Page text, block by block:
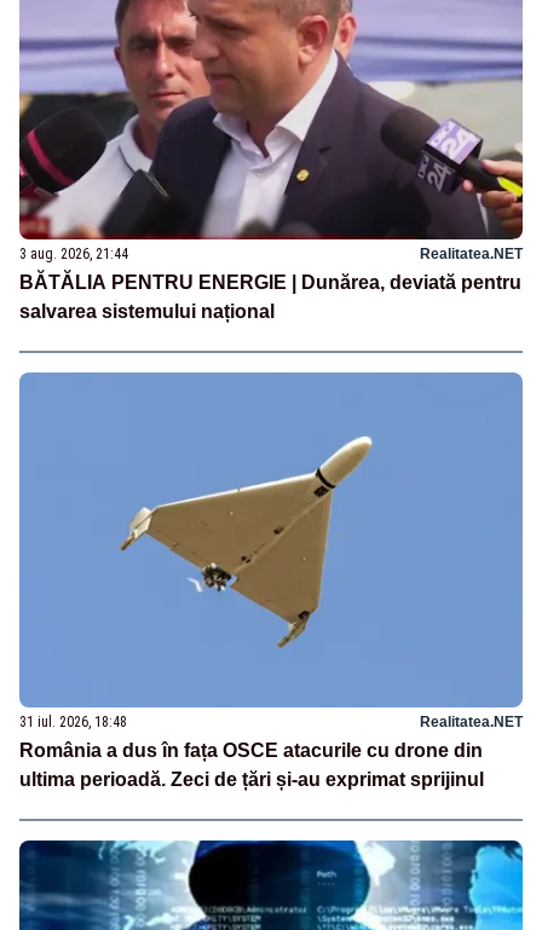
3 aug. 2026, 21:44 Realitatea.NET
BĂTĂLIA PENTRU ENERGIE | Dunărea, deviată pentru
salvarea sistemului național
31 iul. 2026, 18:48 Realitatea.NET
România a dus în fața OSCE atacurile cu drone din
ultima perioadă. Zeci de țări și-au exprimat sprijinul